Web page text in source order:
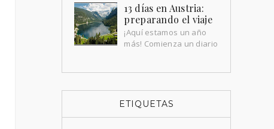
Bueno, pues ahí estamos,
amaneciendo en Mittersill por
segundo día. Al despertar, es difícil
saber si lo que vivimos el día anterior
13 días en Austria:
preparando el viaje
¡Aquí estamos un año
más! Comienza un diario
ETIQUETAS